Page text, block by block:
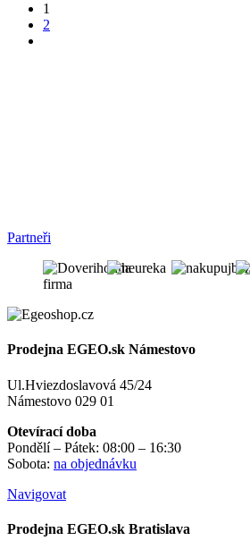
1
2
Partneři
Prodejna EGEO.sk Námestovo
Ul.Hviezdoslavová 45/24
Námestovo 029 01
Otevírací doba
Pondělí – Pátek: 08:00 – 16:30
Sobota: na objednávku
Navigovat
Prodejna EGEO.sk Bratislava